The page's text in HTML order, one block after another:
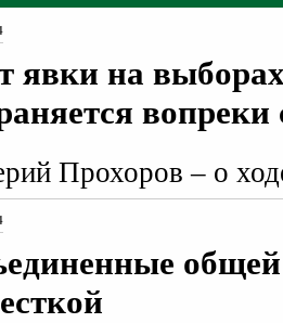
явки на
Прохоров – о